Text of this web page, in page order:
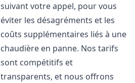
suivant votre appel, pour vous
éviter les désagréments et les
coûts supplémentaires liés à une
chaudière en panne. Nos tarifs
sont compétitifs et
transparents, et nous offrons